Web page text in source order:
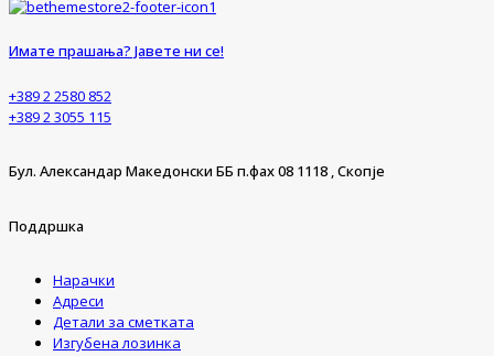
Имате прашања? Јавете ни се!
+389 2 2580 852
+389 2 3055 115
Бул. Александар Македонски ББ п.фах 08 1118 , Скопје
Поддршка
Нарачки
Адреси
Детали за сметката
Изгубена лозинка